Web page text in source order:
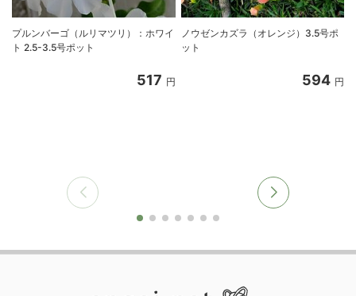
プルンバーゴ（ルリマツリ）：ホワイ
ト 2.5-3.5号ポット
517 円
ノウゼンカズラ（オレンジ）3.5号ポ
ット
594 円